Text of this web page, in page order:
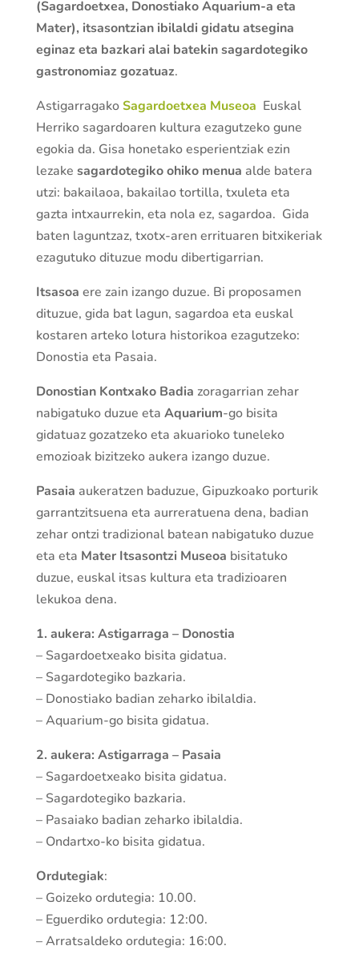
(Sagardoetxea, Donostiako Aquarium-a eta
Mater), itsasontzian ibilaldi gidatu atsegina
eginaz eta bazkari alai batekin sagardotegiko
gastronomiaz gozatuaz.
AstigarragakoSagardoetxea Museoa Euskal
Herriko sagardoaren kultura ezagutzeko gune
egokia da. Gisa honetako esperientziak ezin
lezake sagardotegiko ohiko menua alde batera
utzi: bakailaoa, bakailao tortilla, txuleta eta
gazta intxaurrekin, eta nola ez, sagardoa. Gida
baten laguntzaz, txotx-aren errituaren bitxikeriak
ezagutuko dituzue modu dibertigarrian.
Itsasoa ere zain izango duzue. Bi proposamen
dituzue, gida bat lagun, sagardoa eta euskal
kostaren arteko lotura historikoa ezagutzeko:
Donostia eta Pasaia.
Donostian Kontxako Badia zoragarrian zehar
nabigatuko duzue eta Aquarium-go bisita
gidatuaz gozatzeko eta akuarioko tuneleko
emozioak bizitzeko aukera izango duzue.
Pasaia aukeratzen baduzue, Gipuzkoako porturik
garrantzitsuena eta aurreratuena dena, badian
zehar ontzi tradizional batean nabigatuko duzue
eta eta Mater Itsasontzi Museoa bisitatuko
duzue, euskal itsas kultura eta tradizioaren
lekukoa dena.
1. aukera: Astigarraga – Donostia
– Sagardoetxeako bisita gidatua.
– Sagardotegiko bazkaria.
– Donostiako badian zeharko ibilaldia.
– Aquarium-go bisita gidatua.
2. aukera: Astigarraga – Pasaia
– Sagardoetxeako bisita gidatua.
– Sagardotegiko bazkaria.
– Pasaiako badian zeharko ibilaldia.
– Ondartxo-ko bisita gidatua.
Ordutegiak:
– Goizeko ordutegia: 10.00.
– Eguerdiko ordutegia: 12:00.
– Arratsaldeko ordutegia: 16:00.